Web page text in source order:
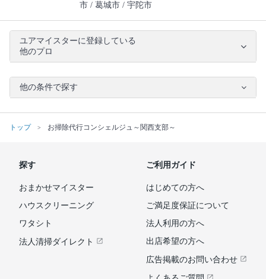
市 葛城市 宇陀市
ユアマイスターに登録している
他のプロ
他の条件で探す
トップ お掃除代行コンシェルジュ～関西支部～
探す
おまかせマイスター
ハウスクリーニング
ワタシト
法人清掃ダイレクト
ご利用ガイド
はじめての方へ
ご満足度保証について
法人利用の方へ
出店希望の方へ
広告掲載のお問い合わせ